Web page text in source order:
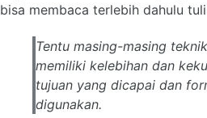
bisa membaca terlebih dahulu
Tentu masing-masing teknik
memiliki kelebihan dan
tujuan yang dicapai dan
digunakan.